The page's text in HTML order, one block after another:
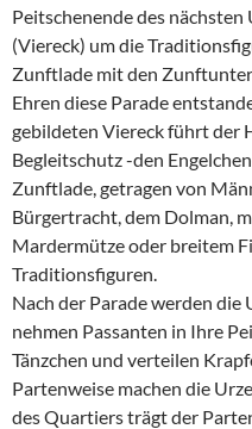
Peitschenende des
(Viereck) um die
Zunftlade mit den
Ehren diese Parade
gebildeten Viereck führt der
Begleitschutz -den
Zunftlade, getragen von
Bürgertracht, dem Dolman,
Mardermütze oder breitem
Traditionsfiguren.
Nach der Parade werden die
nehmen Passanten in Ihre
Tänzchen und verteilen
Partenweise machen die
des Quartiers trägt der